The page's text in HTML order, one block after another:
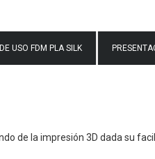
USO FDM PLA SILK
de la impresión 3D dada su